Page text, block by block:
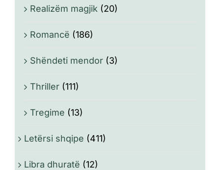
Realizëm magjik (20)
Romancë (186)
Shëndeti mendor (3)
Thriller (111)
Tregime (13)
Letërsi shqipe (411)
Libra dhuratë (12)